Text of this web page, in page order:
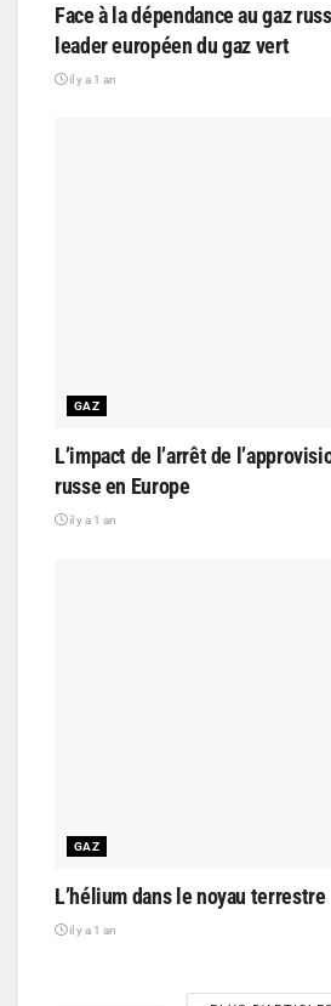
Face à la dépendance au gaz
leader européen du gaz vert
il y a 1 an
GAZ
L’impact de l’arrêt de
russe en Europe
il y a 1 an
GAZ
L’hélium dans le noyau terrestre
il y a 1 an